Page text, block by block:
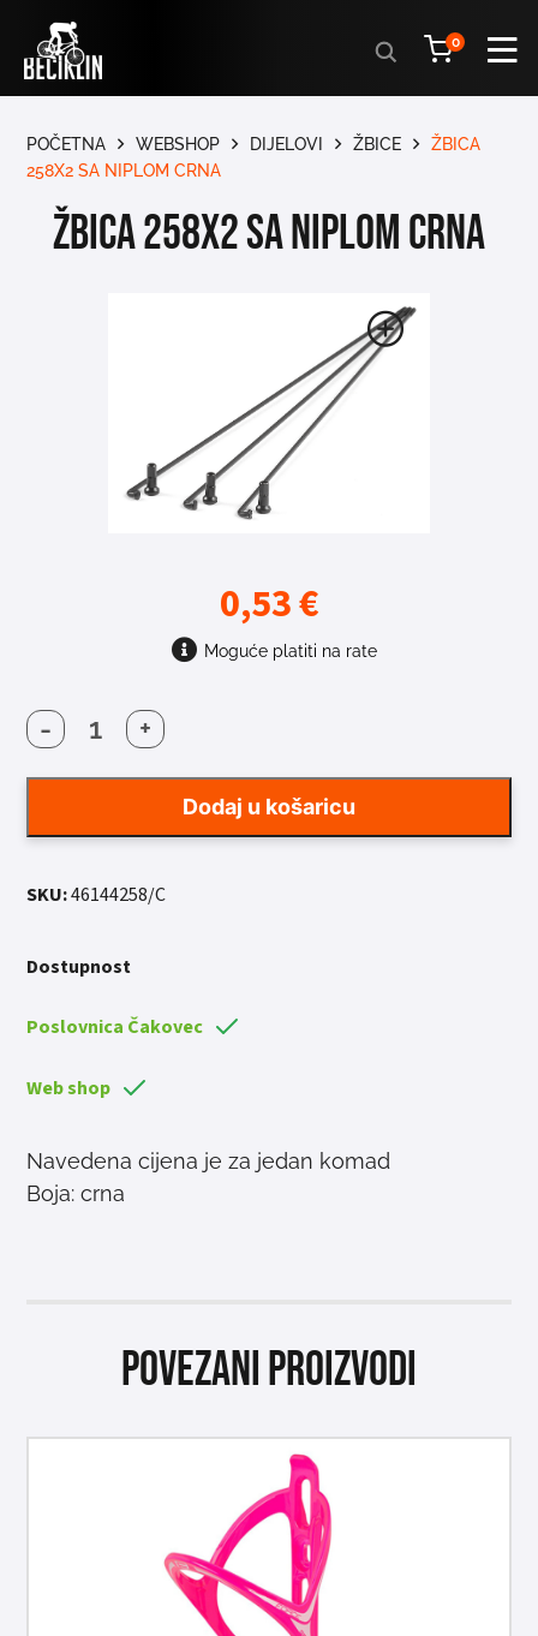
Products
search
0
POČETNA WEBSHOP DIJELOVI ŽBICE
ŽBICA
258X2 SA NIPLOM CRNA
ŽBICA 258X2 SA NIPLOM CRNA
0,53€
Moguće platiti na rate
-
ŽBICA
SA
CRNA
+
Dodaj u košaricu
SKU:46144258/C
Dostupnost
Poslovnica Čakovec
Web shop
Navedena cijena je za jedan komad
Boja: crna
Povezani proizvodi